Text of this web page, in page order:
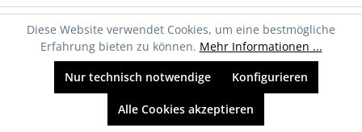
Newsletter
* Alle Preise inkl. gesetzl. Mehrwertsteuer zzgl.
Diese Website verwendet Cookies, um eine bestmögliche
Erfahrung bieten zu können. Mehr Informationen ...
Nur technisch notwendige
Konfigurieren
Alle Cookies akzeptieren